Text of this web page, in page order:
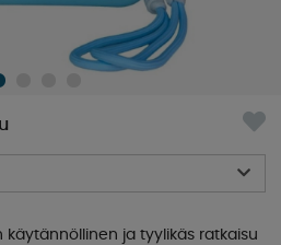
käytännöllinen ja tyylikäs ratkaisu